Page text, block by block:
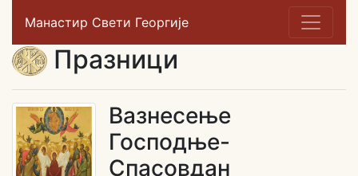
Манастир Свети Георгије
Празници
Вазнесење
Господње-
Спасовдан